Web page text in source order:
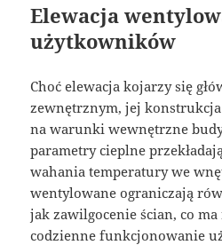
Elewacja
użytkowników
Choć elewacja kojarzy się
zewnętrznym, jej
na warunki wewnętrzne
parametry cieplne
wahania temperatury we
wentylowane ograniczają
jak zawilgocenie ścian, co
codzienne funkcjonowanie